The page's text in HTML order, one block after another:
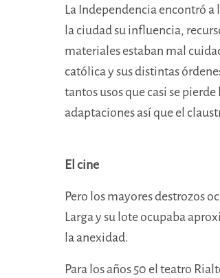
La Independencia encontró
la ciudad su influencia,
materiales estaban mal
católica y sus distintas
tantos usos que casi se
adaptaciones así que el
El cine
Pero los mayores destrozos
Larga y su lote ocupaba
la anexidad.
Para los años 50 el teatro